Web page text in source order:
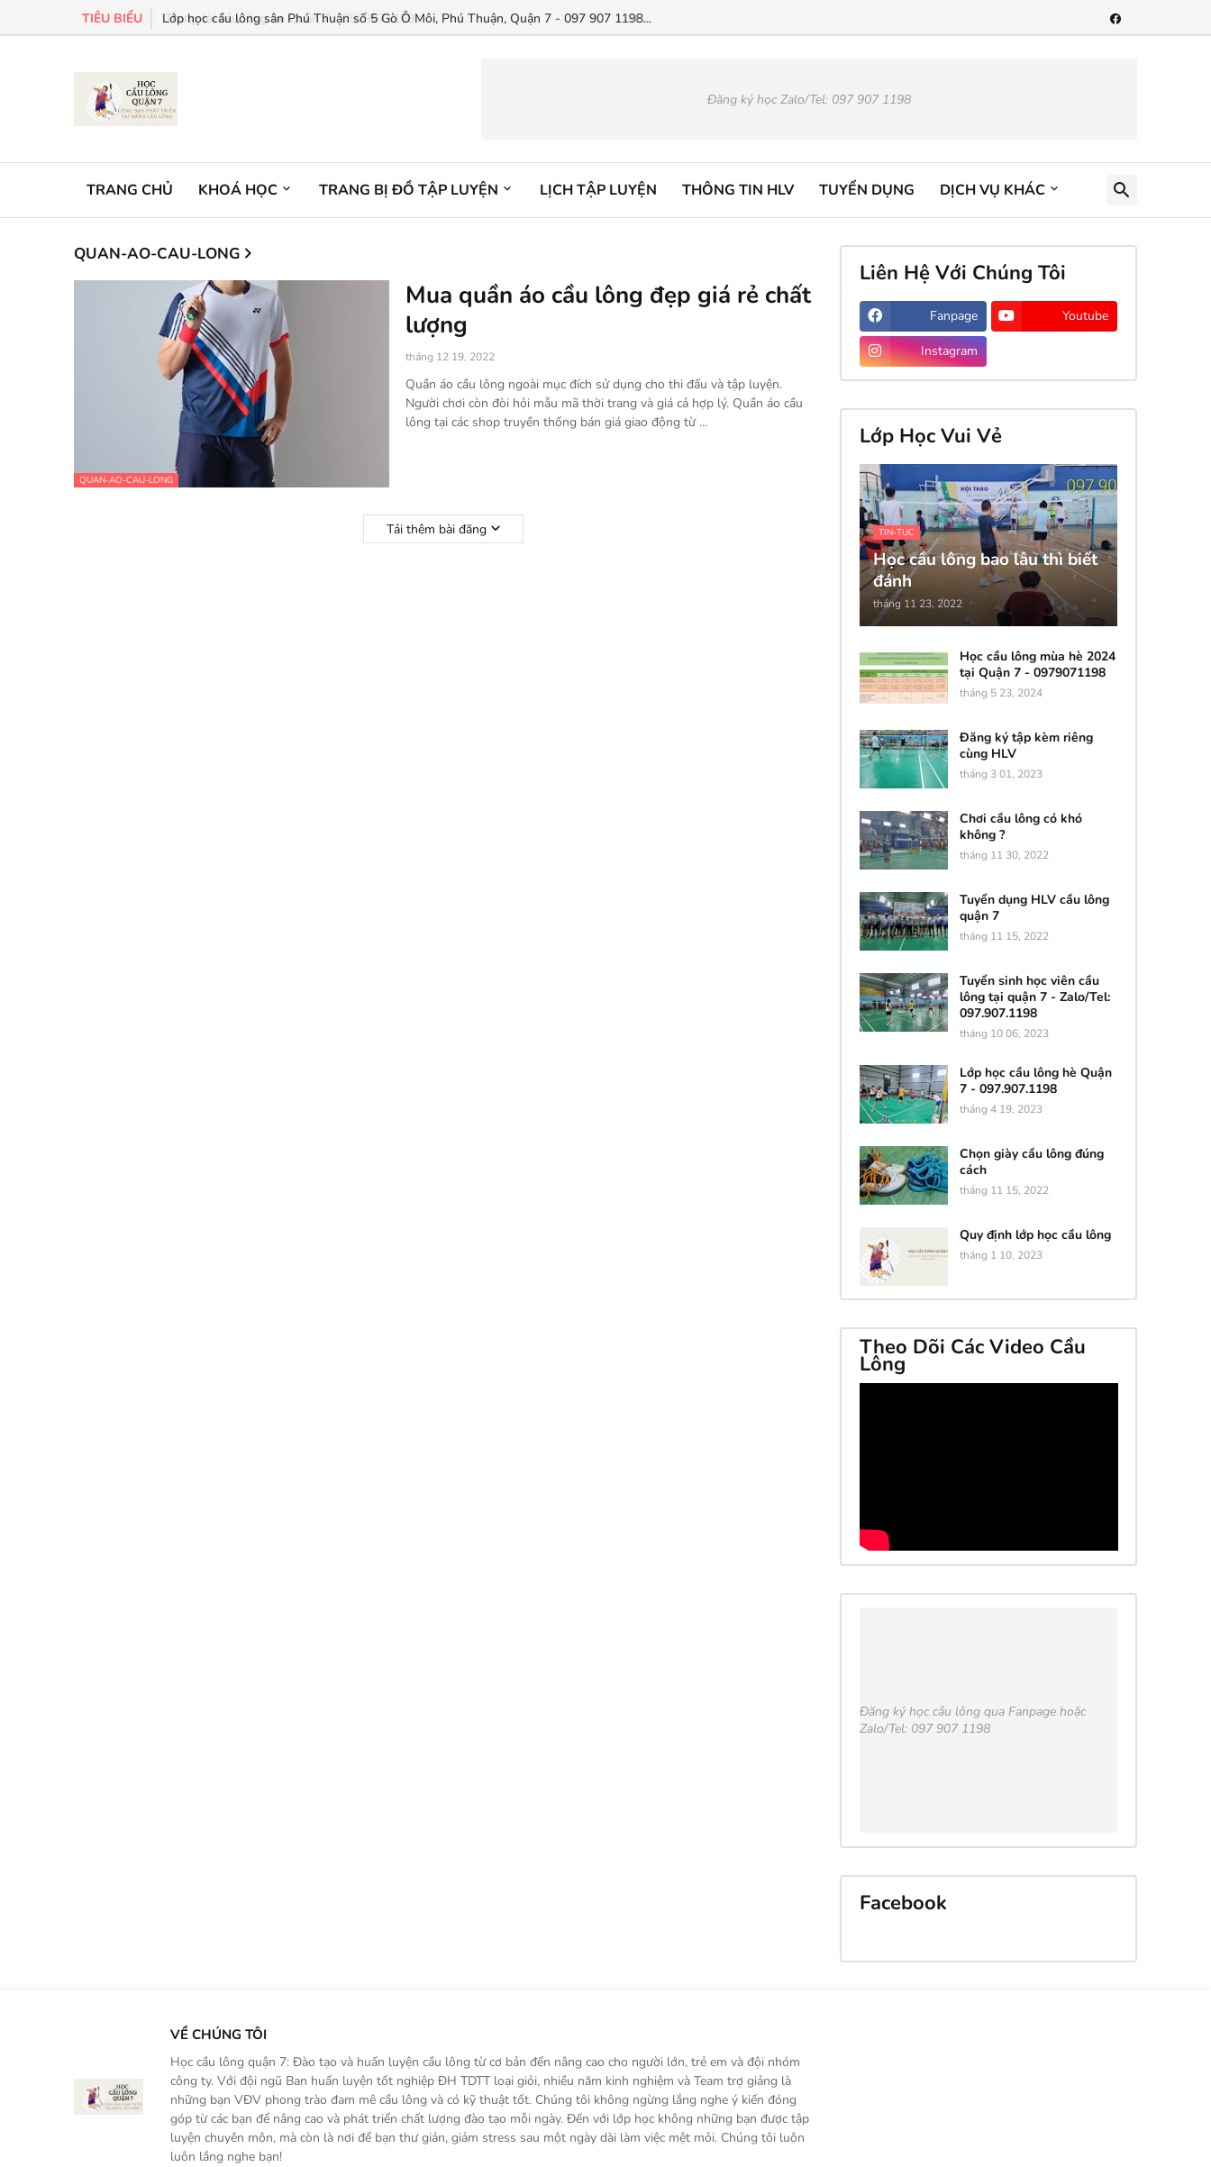
TIÊU BIỂU Lớp học cầu lông sân Phú Thuận số 5 Gò Ô Môi, Phú Thuận, Quận 7 - 097 907 1198...
Đăng ký học Zalo/Tel: 097 907 1198
TRANG CHỦ KHOÁ HỌC TRANG BỊ ĐỒ TẬP LUYỆN LỊCH TẬP LUYỆN THÔNG TIN HLV TUYỂN DỤNG DỊCH VỤ KHÁC
QUAN-AO-CAU-LONG
QUAN-AO-CAU-LONG
Mua quần áo cầu lông đẹp giá rẻ chất
lượng
tháng 12 19, 2022
Quần áo cầu lông ngoài mục đích sử dụng cho thi đấu và tập luyện.
Người chơi còn đòi hỏi mẫu mã thời trang và giá cả hợp lý. Quần áo cầu
lông tại các shop truyền thống bán giá giao động từ …
Tải thêm bài đăng
Liên Hệ Với Chúng Tôi
Fanpage Youtube
Instagram
Lớp Học Vui Vẻ
TIN-TUC
Học cầu lông bao lâu thì biết
đánh
tháng 11 23, 2022
Học cầu lông mùa hè 2024
tại Quận 7 - 0979071198
tháng 5 23, 2024
Đăng ký tập kèm riêng
cùng HLV
tháng 3 01, 2023
Chơi cầu lông có khó
không ?
tháng 11 30, 2022
Tuyển dụng HLV cầu lông
quận 7
tháng 11 15, 2022
Tuyển sinh học viên cầu
lông tại quận 7 - Zalo/Tel:
097.907.1198
tháng 10 06, 2023
Lớp học cầu lông hè Quận
7 - 097.907.1198
tháng 4 19, 2023
Chọn giày cầu lông đúng
cách
tháng 11 15, 2022
Quy định lớp học cầu lông
tháng 1 10, 2023
Theo Dõi Các Video Cầu
Lông
Đăng ký học cầu lông qua Fanpage hoặc
Zalo/Tel: 097 907 1198
Facebook
VỀ CHÚNG TÔI
Học cầu lông quận 7: Đào tạo và huấn luyện cầu lông từ cơ bản đến nâng cao cho người lớn, trẻ em và đội nhóm
công ty. Với đội ngũ Ban huấn luyện tốt nghiệp ĐH TDTT loại giỏi, nhiều năm kinh nghiệm và Team trợ giảng là
những bạn VĐV phong trào đam mê cầu lông và có kỹ thuật tốt. Chúng tôi không ngừng lắng nghe ý kiến đóng
góp từ các bạn để nâng cao và phát triển chất lượng đào tạo mỗi ngày. Đến với lớp học không những bạn được tập
luyện chuyên môn, mà còn là nơi để bạn thư giản, giảm stress sau một ngày dài làm việc mệt mỏi. Chúng tôi luôn
luôn lắng nghe bạn!